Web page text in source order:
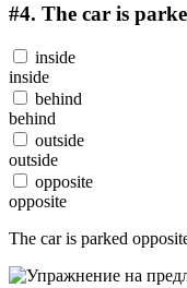
#4. The car is
inside
inside
behind
behind
outside
outside
opposite
opposite
The car is parked